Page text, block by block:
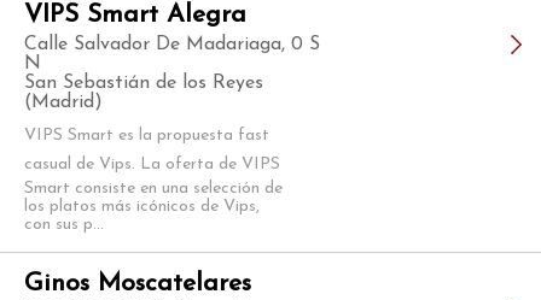
VIPS Smart Alegra
Calle Salvador De Madariaga, 0 S
N
San Sebastián de los Reyes
(Madrid)
VIPS Smart es la propuesta fast
casual de Vips. La oferta de VIPS
Smart consiste en una selección de
los platos más icónicos de Vips,
con sus p...
Ginos Moscatelares